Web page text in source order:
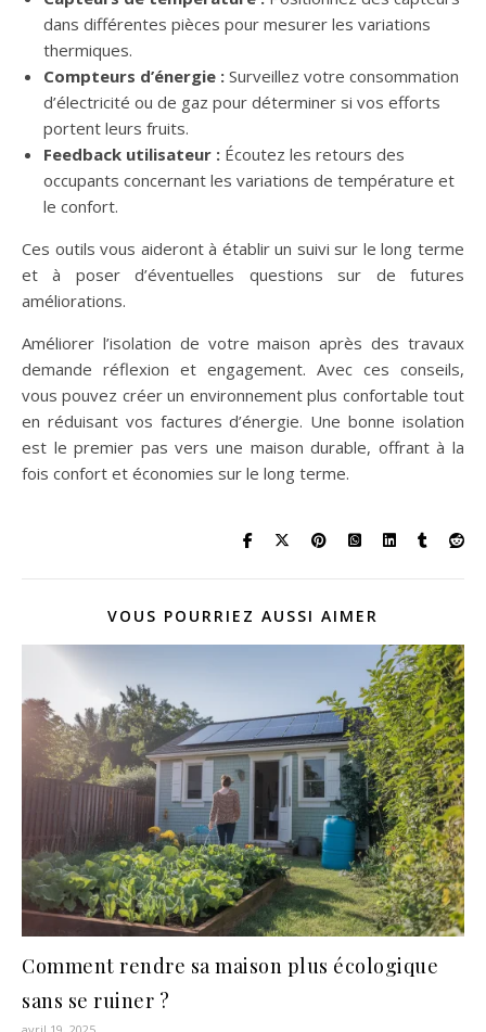
dans différentes pièces pour mesurer les variations
thermiques.
Compteurs d’énergie : Surveillez votre consommation
d’électricité ou de gaz pour déterminer si vos efforts
portent leurs fruits.
Feedback utilisateur : Écoutez les retours des
occupants concernant les variations de température et
le confort.
Ces outils vous aideront à établir un suivi sur le long terme
et à poser d’éventuelles questions sur de futures
améliorations.
Améliorer l’isolation de votre maison après des travaux
demande réflexion et engagement. Avec ces conseils,
vous pouvez créer un environnement plus confortable tout
en réduisant vos factures d’énergie. Une bonne isolation
est le premier pas vers une maison durable, offrant à la
fois confort et économies sur le long terme.
VOUS POURRIEZ AUSSI AIMER
Comment rendre sa maison plus écologique
sans se ruiner ?